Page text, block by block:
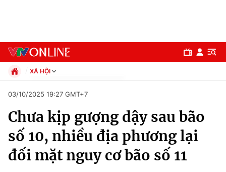
Chuyên mục
Chính trị
XÃ HỘI
Xã hội
Pháp luật
Kinh tế
Thể thao
Truyền hình
Văn hóa - Giải trí
03/10/2025 19:27 GMT+7
Chưa kịp gượng dậy sau bão
số 10, nhiều địa phương lại
đối mặt nguy cơ bão số 11